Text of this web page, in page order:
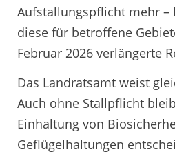
Aufstallungspflicht mehr –
diese für betroffene
Februar 2026 verlängerte
Das Landratsamt weist
Auch ohne Stallpflicht
Einhaltung von
Geflügelhaltungen